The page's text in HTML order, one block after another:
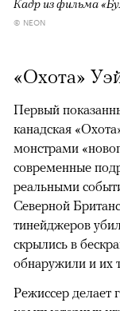
Кадр из фильма
© NEON
«Охота»
Первый
канадская
монстрами
современные
реальными
Северной
тинейджеров
скрылись в
обнаружили и их
Режиссер делает